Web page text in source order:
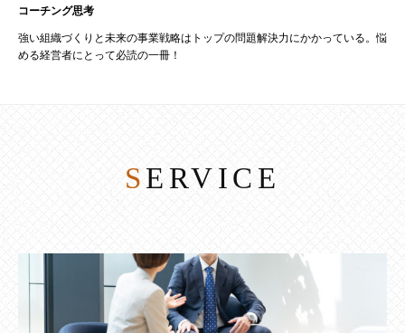
コーチング思考
強い組織づくりと未来の事業戦略はトップの問題解決力にかかっている。悩
める経営者にとって必読の一冊！
SERVICE